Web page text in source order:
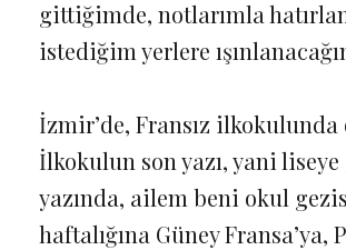
gittiğimde, notlarımla
istediğim yerlere
İzmir’de, Fransız
İlkokulun son yazı, yani liseye
yazında, ailem beni okul
haftalığına Güney Fransa’ya,